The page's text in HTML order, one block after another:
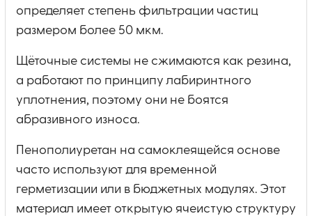
определяет степень фильтрации частиц
размером более 50 мкм.
Щёточные системы не сжимаются как резина,
а работают по принципу лабиринтного
уплотнения, поэтому они не боятся
абразивного износа.
Пенополиуретан на самоклеящейся основе
часто используют для временной
герметизации или в бюджетных модулях. Этот
материал имеет открытую ячеистую структуру